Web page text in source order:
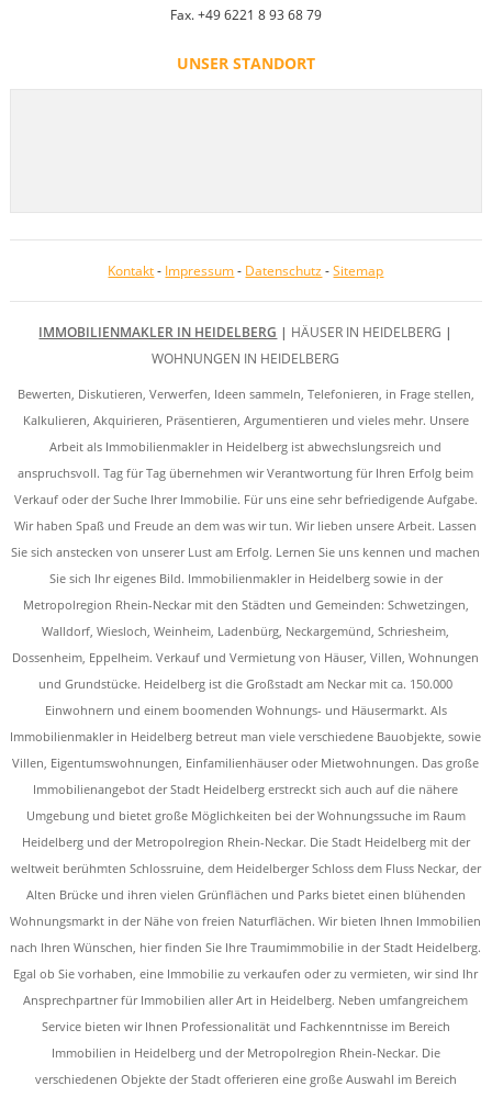
Fax. +49 6221 8 93 68 79
UNSER STANDORT
Kontakt- Impressum- Datenschutz-Sitemap
IMMOBILIENMAKLER IN HEIDELBERG | HÄUSER IN HEIDELBERG |
WOHNUNGEN IN HEIDELBERG
Bewerten, Diskutieren, Verwerfen, Ideen sammeln, Telefonieren, in Frage stellen,
Kalkulieren, Akquirieren, Präsentieren, Argumentieren und vieles mehr. Unsere
Arbeit als Immobilienmakler in Heidelberg ist abwechslungsreich und
anspruchsvoll. Tag für Tag übernehmen wir Verantwortung für Ihren Erfolg beim
Verkauf oder der Suche Ihrer Immobilie. Für uns eine sehr befriedigende Aufgabe.
Wir haben Spaß und Freude an dem was wir tun. Wir lieben unsere Arbeit. Lassen
Sie sich anstecken von unserer Lust am Erfolg. Lernen Sie uns kennen und machen
Sie sich Ihr eigenes Bild. Immobilienmakler in Heidelberg sowie in der
Metropolregion Rhein-Neckar mit den Städten und Gemeinden: Schwetzingen,
Walldorf, Wiesloch, Weinheim, Ladenbürg, Neckargemünd, Schriesheim,
Dossenheim, Eppelheim. Verkauf und Vermietung von Häuser, Villen, Wohnungen
und Grundstücke. Heidelberg ist die Großstadt am Neckar mit ca. 150.000
Einwohnern und einem boomenden Wohnungs- und Häusermarkt. Als
Immobilienmakler in Heidelberg betreut man viele verschiedene Bauobjekte, sowie
Villen, Eigentumswohnungen, Einfamilienhäuser oder Mietwohnungen. Das große
Immobilienangebot der Stadt Heidelberg erstreckt sich auch auf die nähere
Umgebung und bietet große Möglichkeiten bei der Wohnungssuche im Raum
Heidelberg und der Metropolregion Rhein-Neckar. Die Stadt Heidelberg mit der
weltweit berühmten Schlossruine, dem Heidelberger Schloss dem Fluss Neckar, der
Alten Brücke und ihren vielen Grünflächen und Parks bietet einen blühenden
Wohnungsmarkt in der Nähe von freien Naturflächen. Wir bieten Ihnen Immobilien
nach Ihren Wünschen, hier finden Sie Ihre Traumimmobilie in der Stadt Heidelberg.
Egal ob Sie vorhaben, eine Immobilie zu verkaufen oder zu vermieten, wir sind Ihr
Ansprechpartner für Immobilien aller Art in Heidelberg. Neben umfangreichem
Service bieten wir Ihnen Professionalität und Fachkenntnisse im Bereich
Immobilien in Heidelberg und der Metropolregion Rhein-Neckar. Die
verschiedenen Objekte der Stadt offerieren eine große Auswahl im Bereich